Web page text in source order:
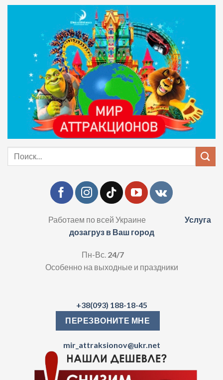
Skip
Искать:
Работаем по всей Украине
Услуга
дозагруз в Ваш город
Пн-Вс. 24/7
Особенно на выходные и праздники
+38(093) 188-18-45
ПЕРЕЗВОНИТЕ МНЕ
mir_attraksionov@ukr.net